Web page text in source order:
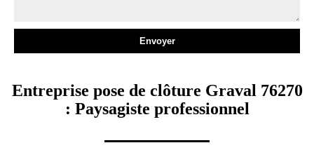
Entreprise pose de clôture Graval 76270
: Paysagiste professionnel